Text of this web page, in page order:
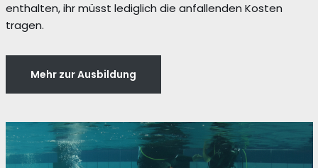
enthalten, ihr müsst lediglich die anfallenden Kosten
tragen.
Mehr zur Ausbildung